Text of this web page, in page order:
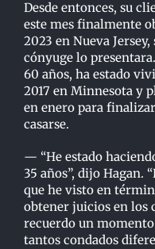
Desde entonces, su
este mes finalmente
2023 en Nueva Jersey,
cónyuge lo
60 años, ha estado
2017 en Minnesota y
en eneropara
casarse.
— “He estado
35 años”, dijo Hagan.
que he visto en
obtener juicios en los
recuerdo un
tantos condados